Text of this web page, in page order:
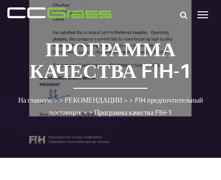
ПРОГРАММА
КАЧЕСТВА FIH-1
На главную> >РЕКОМЕНДАЦИИ> > FIH предпочтительный
поставщик> >Программа качества FIH-1